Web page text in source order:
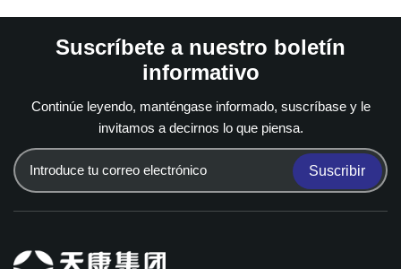
Suscríbete a nuestro boletín
informativo
Continúe leyendo, manténgase informado, suscríbase y le
invitamos a decirnos lo que piensa.
Suscribir